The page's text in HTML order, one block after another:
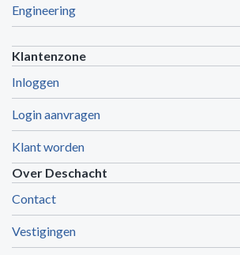
Engineering
Klantenzone
Inloggen
Login aanvragen
Klant worden
Over Deschacht
Contact
Vestigingen